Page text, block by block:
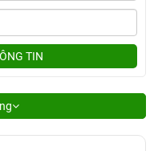
TIN